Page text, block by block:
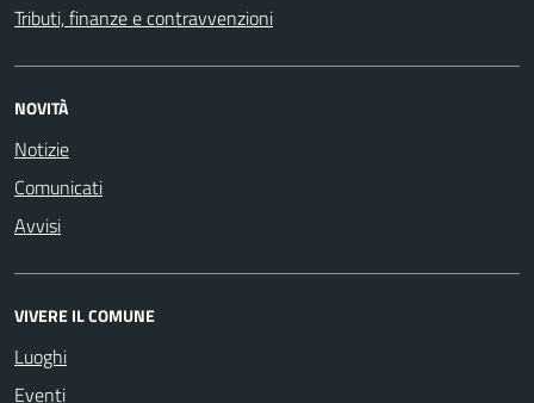
Tributi, finanze e contravvenzioni
NOVITÀ
Notizie
Comunicati
Avvisi
VIVERE IL COMUNE
Luoghi
Eventi